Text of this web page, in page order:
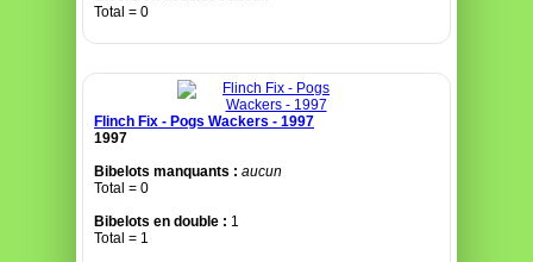
Total = 0
Flinch Fix - Pogs Wackers - 1997
1997
Bibelots manquants : aucun
Total = 0
Bibelots en double : 1
Total = 1